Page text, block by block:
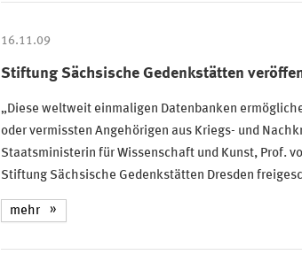
16.11.09
Stiftung Sächsische Gedenkstätten
„Diese weltweit einmaligen Datenbanken
oder vermissten Angehörigen aus Kriegs- und
Staatsministerin für Wissenschaft und Kunst, Prof.
Stiftung Sächsische Gedenkstätten Dresden
mehr